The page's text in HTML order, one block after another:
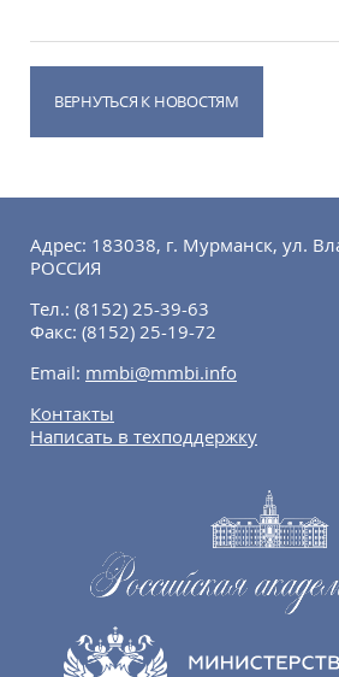
ВЕРНУТЬСЯ К НОВОСТЯМ
Адрес: 183038, г. Мурманск, ул.
РОССИЯ
Тел.: (8152) 25-39-63
Факс: (8152) 25-19-72
Email: mmbi@mmbi.info
Контакты
Написать в техподдержку